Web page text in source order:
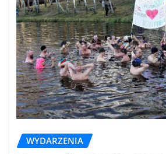
WYDARZENIA